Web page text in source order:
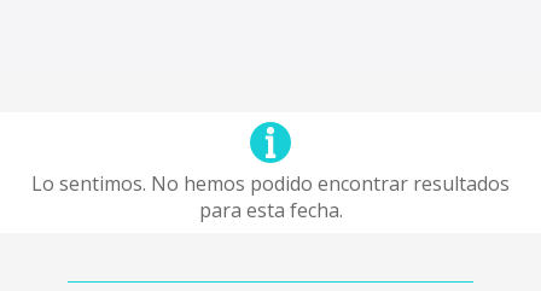
Lo sentimos. No hemos podido encontrar resultados
para esta fecha.